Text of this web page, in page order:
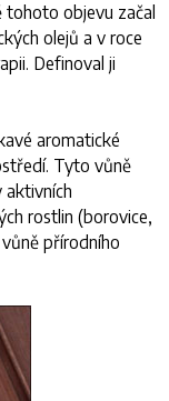
tohoto objevu začal
olejů a v roce
Definoval ji
aromatické
Tyto vůně
aktivních
rostlin (borovice,
přírodního